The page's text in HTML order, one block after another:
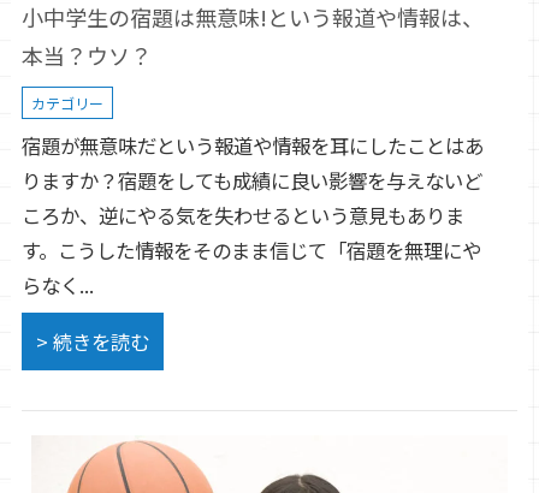
小中学生の宿題は無意味!という報道や情報は、
本当？ウソ？
カテゴリー
宿題が無意味だという報道や情報を耳にしたことはあ
りますか？宿題をしても成績に良い影響を与えないど
ころか、逆にやる気を失わせるという意見もありま
す。こうした情報をそのまま信じて「宿題を無理にや
らなく...
> 続きを読む